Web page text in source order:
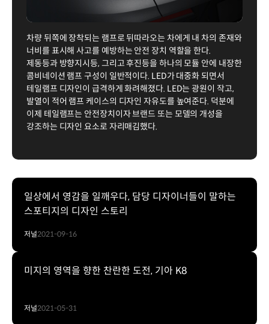
차량 뒤쪽에 장착되는 램프로 뒤따라오는 차에게 내 차의 존재와
너비를 표시해 사고를 예방하는 안전 장치 역할을 한다.
제동등과 방향지시등, 그리고 후진등을 하나의 모듈 안에 내장한
콤비네이션 램프 구성이 일반적이다. LED가 대중화 되면서
테일램프 디자인이 급격하게 화려해졌다. LED는 광원이 작고,
발열이 적어 램프 케이스의 디자인 자유도를 높여준다. 덕분에
이제 테일램프는 안전장치이자 브랜드 또는 모델의 개성을
강조하는 디자인 요소로 자리매김했다.
일상에서 영감을 일깨우다, 담당 디자이너들이 말하는
스포티지의 디자인 스토리
저널2021-09-16
미지의 영역을 향한 찬란한 도전, 기아 K8
저널2021-05-31